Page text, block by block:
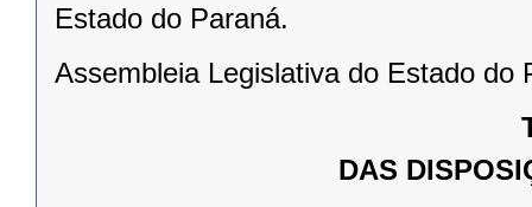
Estado do Paraná.
Assembleia Legislativa do Estado do
DAS